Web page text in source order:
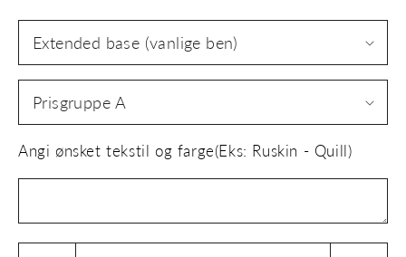
pris
Angi ønsket tekstil og farge(Eks: Ruskin - Quill)